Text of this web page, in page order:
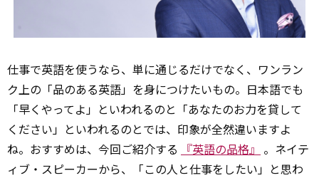
仕事で英語を使うなら、単に通じるだけでなく、ワンラン
ク上の「品のある英語」を身につけたいもの。日本語でも
「早くやってよ」といわれるのと「あなたのお力を貸して
ください」といわれるのとでは、印象が全然違いますよ
ね。おすすめは、今回ご紹介する
『英語の品格』 。ネイテ
ィブ・スピーカーから、「この人と仕事をしたい」と思わ